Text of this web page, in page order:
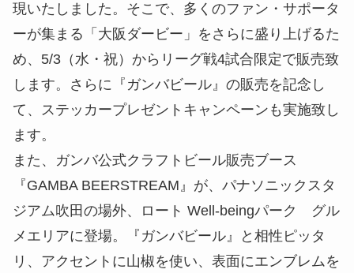
現いたしました。そこで、多くのファン・サポータ
ーが集まる「大阪ダービー」をさらに盛り上げるた
め、5/3（水・祝）からリーグ戦4試合限定で販売致
します。さらに『ガンバビール』の販売を記念し
て、ステッカープレゼントキャンペーンも実施致し
ます。
また、ガンバ公式クラフトビール販売ブース
『GAMBA BEERSTREAM』が、パナソニックスタ
ジアム吹田の場外、ロート Well-beingパーク グル
メエリアに登場。『ガンバビール』と相性ピッタ
リ、アクセントに山椒を使い、表面にエンブレムを